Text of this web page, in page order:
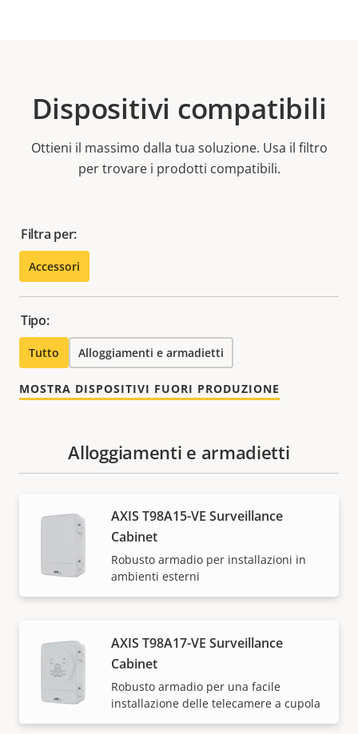
Dispositivi compatibili
Ottieni il massimo dalla tua soluzione. Usa il filtro
per trovare i prodotti compatibili.
Filtra per:
Accessori
Tipo:
Tutto Alloggiamenti e armadietti
MOSTRA DISPOSITIVI FUORI PRODUZIONE
Alloggiamenti e armadietti
AXIS T98A15-VE Surveillance
Cabinet
Robusto armadio per installazioni in
ambienti esterni
AXIS T98A17-VE Surveillance
Cabinet
Robusto armadio per una facile
installazione delle telecamere a cupola